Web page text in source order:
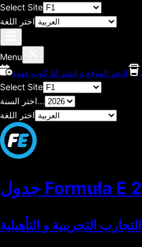
Select Site
اختر اللغة
Menu
ادعم الموقع و اشتر لنا كوب قهوة
Select Site
اختر السنة...
اختر اللغة
جدول Formula E
التجريبية و التأهيلية